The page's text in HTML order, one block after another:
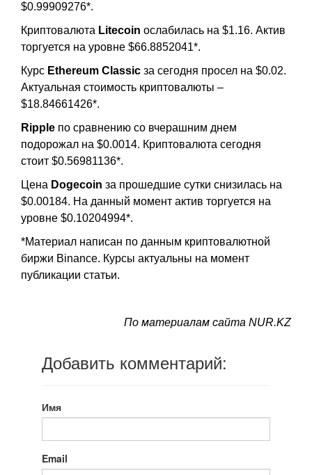
$0.99909276*.
Криптовалюта Litecoin ослабилась на $1.16. Актив
торгуется на уровне $66.8852041*.
Курс Ethereum Classic за сегодня просел на $0.02.
Актуальная стоимость криптовалюты –
$18.84661426*.
Ripple по сравнению со вчерашним днем
подорожал на $0.0014. Криптовалюта сегодня
стоит $0.56981136*.
Цена Dogecoin за прошедшие сутки снизилась на
$0.00184. На данный момент актив торгуется на
уровне $0.10204994*.
*Материал написан по данным криптовалютной
биржи Binance. Курсы актуальны на момент
публикации статьи.
По материалам сайта NUR.KZ
Добавить комментарий:
Имя
Email